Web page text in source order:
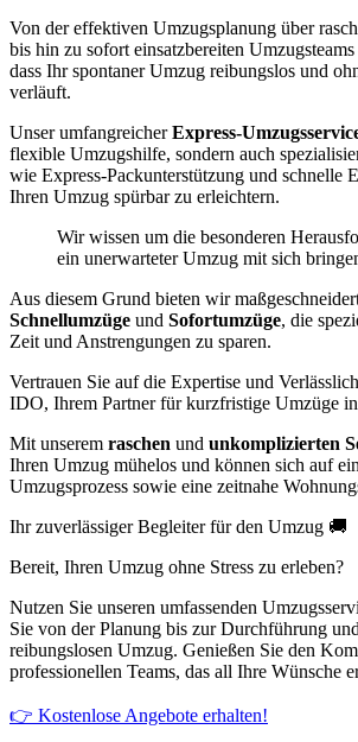
Von der effektiven Umzugsplanung über
bis hin zu sofort einsatzbereiten
dass Ihr spontaner Umzug reibungslos und
verläuft.
Unser umfangreicherExpress-
flexible Umzugshilfe, sondern auch
wie Express-Packunterstützung und schnelle
Ihren Umzug spürbar zu erleichtern.
Wir wissen um die besonderen
ein unerwarteter Umzug mit sich
Aus diesem Grund bieten wir
Schnellumzüge und Sofortumzüge, die
Zeit und Anstrengungen zu sparen.
Vertrauen Sie auf die Expertise und
IDO, Ihrem Partner für kurzfristige Umzüge
Mit unserem raschen und unkomplizierten
Ihren Umzug mühelos und können sich auf
Umzugsprozess sowie eine zeitnahe
Ihr zuverlässiger Begleiter für den Umzug 🚚
Bereit, Ihren Umzug ohne Stress zu erleben?
Nutzen Sie unseren umfassenden
Sie von der Planung bis zur Durchführung
reibungslosen Umzug. Genießen Sie den
professionellen Teams, das all Ihre Wünsche
👉 Kostenlose Angebote erhalten!